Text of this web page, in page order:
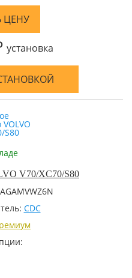
ЦЕНУ
установка
V70/XC70/S80
CDC